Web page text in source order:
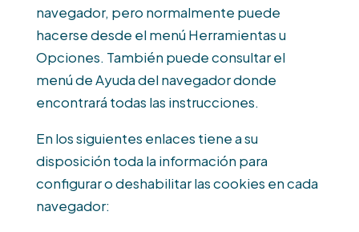
navegador, pero normalmente puede
hacerse desde el menú Herramientas u
Opciones. También puede consultar el
menú de Ayuda del navegador donde
encontrará todas las instrucciones.
En los siguientes enlaces tiene a su
disposición toda la información para
configurar o deshabilitar las cookies en cada
navegador: